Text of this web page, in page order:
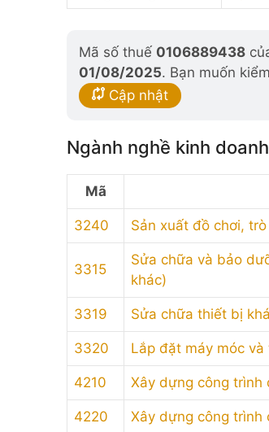
Mã số thuế 0106889438
01/08/2025. Bạn muốn
Cập nhật
Ngành nghề kinh doanh
Mã
3240 Sản xuất đồ chơi, trò
3315
Sửa chữa và bảo
khác)
3319 Sửa chữa thiết bị
3320 Lắp đặt máy móc
4210 Xây dựng công
4220 Xây dựng công trình